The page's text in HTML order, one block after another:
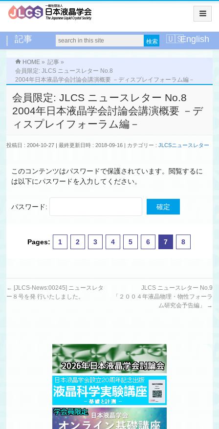
記事 English
HOME » 記事 »
会員限定: JLCS ニュースレター No.8
2004年日本液晶学会討論会講演概要 －ディスプレイフォーラム編－
会員限定: JLCS ニュースレター No.8
2004年日本液晶学会討論会講演概要 －デ
ィスプレイフォーラム編－
投稿日 : 2004-10-27 最終更新日時 : 2018-09-16 カテゴリー :JLCSニュースレター
このコンテンツはパスワードで保護されています。閲覧するに
は以下にパスワードを入力してください。
パスワード:
Pages: 1 2 3 4 5 6 7 8
← [JLCS-News:00245] ニュースレタ
ー８号を発 行いたしました。
JLCS ニュースレター No.9
「２００４年液晶物理・物性フォーラ
ム研究会予告編」
→